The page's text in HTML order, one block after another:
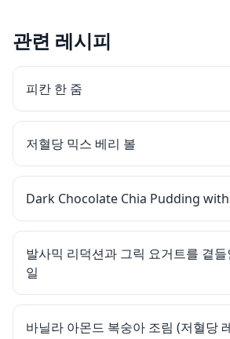
관련 레시피
피칸 한 줌
저혈당 믹스 베리 볼
Dark Chocolate Chia Pudding
발사믹 리덕션과 그릭 요거트를 곁
일
바닐라 아몬드 복숭아 조림 (저혈당